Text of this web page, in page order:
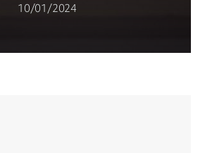
10/01/2024